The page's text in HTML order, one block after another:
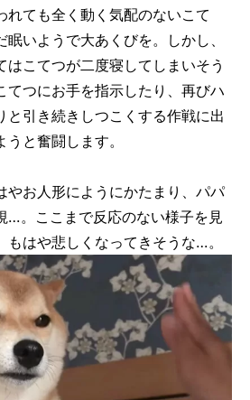
れても全く動く気配のないこて
いようで大あくびを。しかし、
はこてつが二度寝してしまいそう
てつにお手を指示したり、再びハ
と引き続きしつこくする作戦に出
と奮闘します。
やお人形にようにかたまり、パパ
…。ここまで反応のない様子を見
もはや悲しくなってきそうな…。